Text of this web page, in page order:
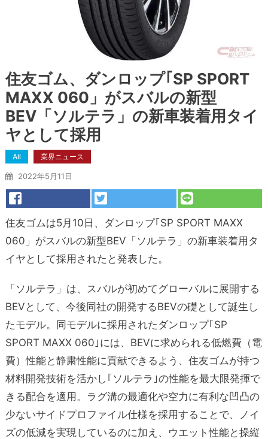
住友ゴム、ダンロップ｢SP SPORT
MAXX 060」がスバルの新型
BEV「ソルテラ」の新車装着用タイ
ヤとして採用
All 業界ニュース
2022年5月11日
住友ゴムは5月10日、ダンロップ｢SP SPORT MAXX
060」がスバルの新型BEV「ソルテラ」の新車装着用タ
イヤとして採用されたと発表した。
「ソルテラ」は、スバルが初めてグローバルに展開する
BEVとして、今後同社の開発するBEVの礎として誕生し
たモデル。同モデルに採用されたダンロップ｢SP
SPORT MAXX 060｣には、BEVに求められる低燃費（電
費）性能と静粛性能に貢献できるよう、住友ゴムが持つ
材料開発技術を活かし｢ソルテラ｣の性能を最大限発揮で
きる配合を適用。ラグ溝の最適化や空力に有利な凹凸の
少ないサイドプロファイル仕様を採用することで、ノイ
ズの低減を実現しているのに加え、ウエット性能と操縦